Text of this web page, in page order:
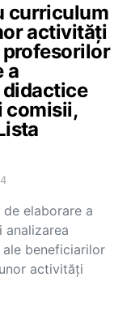
curriculum
activități
profesorilor
a
comisii,
elaborare a
beneficiarilor
activități